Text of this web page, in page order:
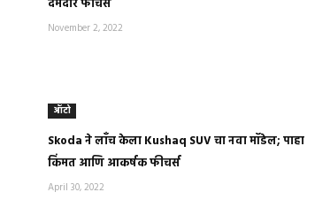
दमदार फीचर्स
November 2, 2022
ऑटो
Skoda ने लॉंच केला Kushaq SUV चा नवा मॉडेल; पाहा
किंमत आणि आकर्षक फीचर्स
April 30, 2022